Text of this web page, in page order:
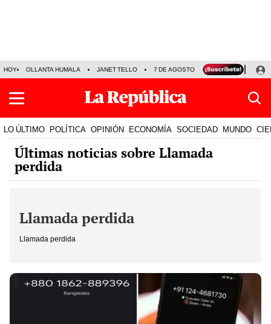
HOY OLLANTA HUMALA JANET TELLO 7 DE AGOSTO TINKA RESULTADOS
LO ÚLTIMO POLÍTICA OPINIÓN ECONOMÍA SOCIEDAD MUNDO
Últimas noticias sobre Llamada
perdida
Llamada perdida
Llamada perdida